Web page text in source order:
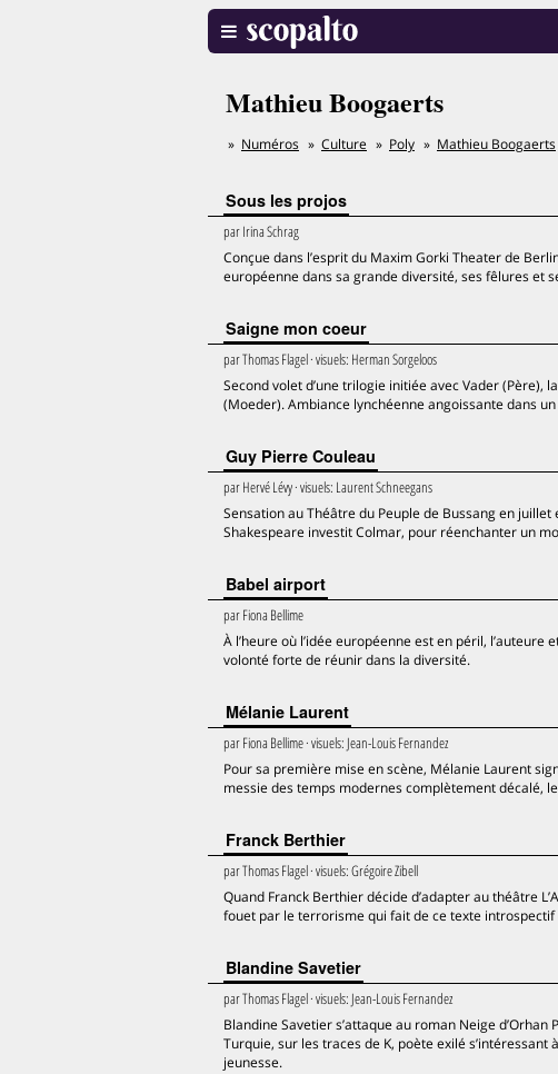
Mathieu Boogaerts
Numéros Culture Poly Mathieu Boogaerts
Sous les projos
parIrina Schrag
Conçue dans l’esprit du Maxim Gorki Theater de
européenne dans sa grande diversité, ses fêlures et
Saigne mon coeur
parThomas Flagel· visuels: Herman Sorgeloos
Second volet d’une trilogie initiée avec Vader
(Moeder). Ambiance lynchéenne angoissante dans
Guy Pierre Couleau
parHervé Lévy· visuels: Laurent Schneegans
Sensation au Théâtre du Peuple de Bussang en juillet
Shakespeare investit Colmar, pour réenchanter un
Babel airport
parFiona Bellime
À l’heure où l’idée européenne est en péril,
volonté forte de réunir dans la diversité.
Mélanie Laurent
parFiona Bellime· visuels: Jean-Louis Fernandez
Pour sa première mise en scène, Mélanie Laurent
messie des temps modernes complètement décalé,
Franck Berthier
parThomas Flagel· visuels:Grégoire Zibell
Quand Franck Berthier décide d’adapter au théâtre
fouet par le terrorisme qui fait de ce texte
Blandine Savetier
parThomas Flagel· visuels: Jean-Louis Fernandez
Blandine Savetier s’attaque au roman Neige
Turquie, sur les traces de K, poète exilé
jeunesse.